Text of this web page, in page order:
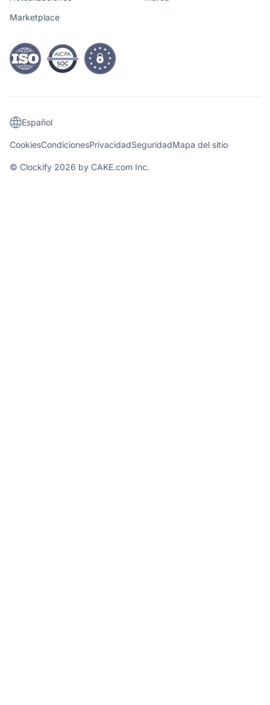
Marketplace
© Clockify 2026 by CAKE.com Inc.
CookiesCondicionesPrivacidadSeguridadMapa del sitio
Español